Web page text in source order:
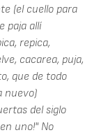
(el cuello para
paja allí
repica,
cacarea, puja,
que de todo
nuevo)
del siglo
uno!" No